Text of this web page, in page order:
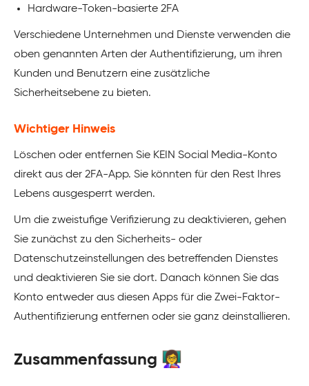
Hardware-Token-basierte 2FA
Verschiedene Unternehmen und Dienste verwenden die
oben genannten Arten der Authentifizierung, um ihren
Kunden und Benutzern eine zusätzliche
Sicherheitsebene zu bieten.
Wichtiger Hinweis
Löschen oder entfernen Sie KEIN Social Media-Konto
direkt aus der 2FA-App. Sie könnten für den Rest Ihres
Lebens ausgesperrt werden.
Um die zweistufige Verifizierung zu deaktivieren, gehen
Sie zunächst zu den Sicherheits- oder
Datenschutzeinstellungen des betreffenden Dienstes
und deaktivieren Sie sie dort. Danach können Sie das
Konto entweder aus diesen Apps für die Zwei-Faktor-
Authentifizierung entfernen oder sie ganz deinstallieren.
Zusammenfassung 👩‍🏫